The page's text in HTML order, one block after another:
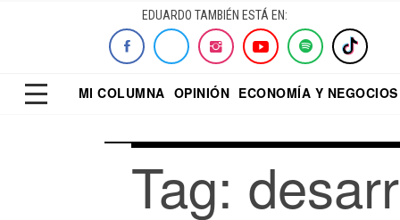
EDUARDO TAMBIÉN ESTÁ EN:
MI COLUMNA OPINIÓN ECONOMÍA Y NEGOCIOS
Tag: